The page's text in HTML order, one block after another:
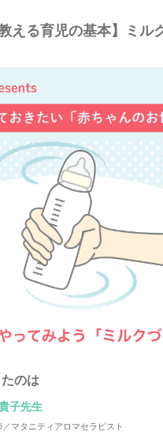
える育児の基本】ミル
のは
子先生
／マタニティアロマセラピスト